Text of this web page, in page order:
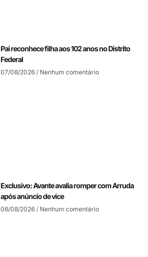
Pai reconhece filha aos 102 anos no Distrito
Federal
07/08/2026 Nenhum comentário
Exclusivo: Avante avalia romper com Arruda
após anúncio de vice
06/08/2026 Nenhum comentário